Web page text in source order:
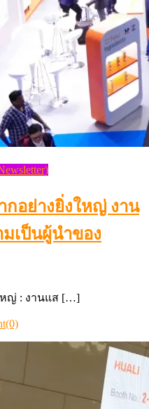
กอย่างยิ่งใหญ่ งาน
เป็นผู้นำของ
หญ่ : งานแส […]